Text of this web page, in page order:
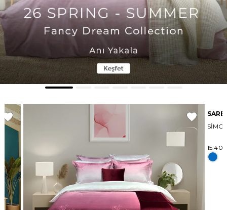
SAREV
SİMONETTA SPORT CHIC NEVRESİM TAKIMI